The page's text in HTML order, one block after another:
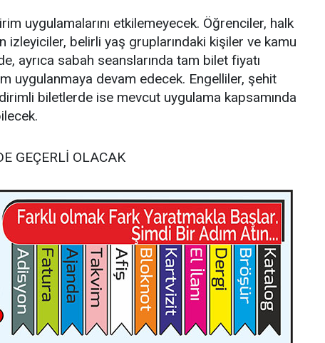
uygulamalarını etkilemeyecek. Öğrenciler, halk
izleyiciler, belirli yaş gruplarındaki kişiler ve kamu
ayrıca sabah seanslarında tam bilet fiyatı
uygulanmaya devam edecek. Engelliler, şehit
biletlerde ise mevcut uygulama kapsamında
GEÇERLİ OLACAK